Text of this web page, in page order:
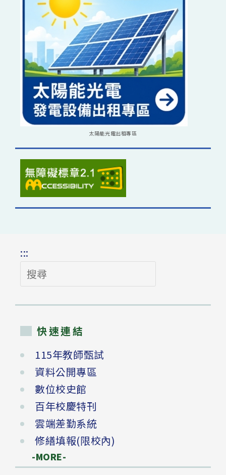
太陽能光電出租專區
:::
搜
尋
快速連結
115年教師甄試
資料公開專區
數位校史館
百年校慶特刊
雲端差勤系統
修繕填報(限校內)
-MORE-